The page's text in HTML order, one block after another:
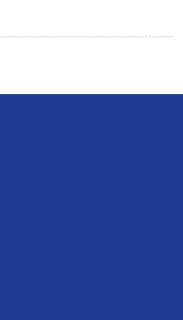
ХАМТЫН АЖИЛЛАГААНЫ ШИНЭ